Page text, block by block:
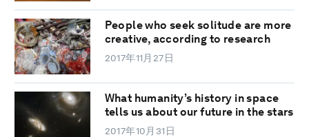
People who seek solitude are more
creative, according to research
2017年11月27日
What humanity’s history in space
tells us about our future in the stars
2017年10月31日